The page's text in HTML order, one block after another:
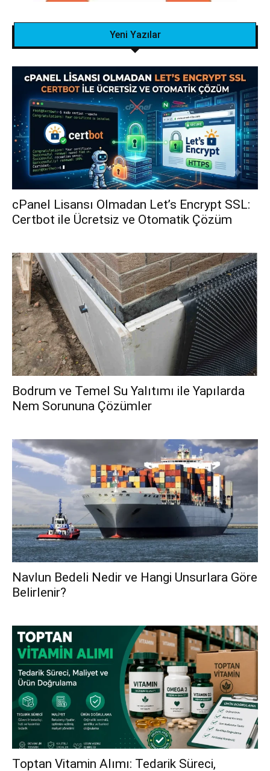
Yeni Yazılar
cPanel Lisansı Olmadan Let’s Encrypt SSL:
Certbot ile Ücretsiz ve Otomatik Çözüm
Bodrum ve Temel Su Yalıtımı ile Yapılarda
Nem Sorununa Çözümler
Navlun Bedeli Nedir ve Hangi Unsurlara Göre
Belirlenir?
Toptan Vitamin Alımı: Tedarik Süreci,